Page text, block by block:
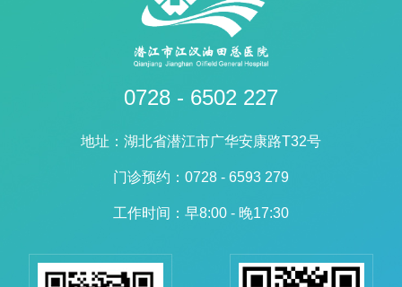
0728 - 6502 227
地址：湖北省潜江市广华安康路T32号
门诊预约：0728 - 6593 279
工作时间：早8:00 - 晚17:30